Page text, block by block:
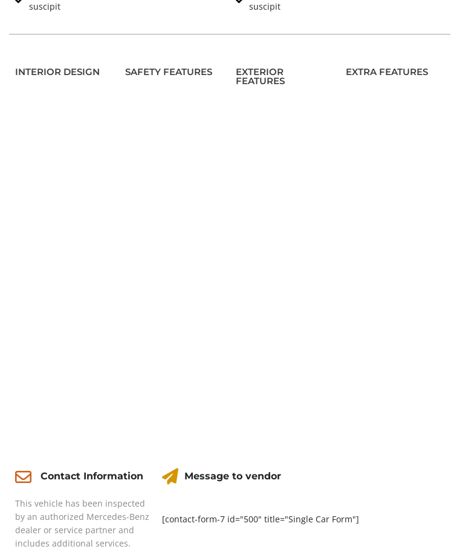
suscipit
suscipit
INTERIOR DESIGN SAFETY FEATURES EXTERIOR
FEATURES
EXTRA FEATURES
Contact Information
This vehicle has been inspected
by an authorized Mercedes-Benz
dealer or service partner and
includes additional services.
Message to vendor
[contact-form-7 id="500" title="Single Car Form"]